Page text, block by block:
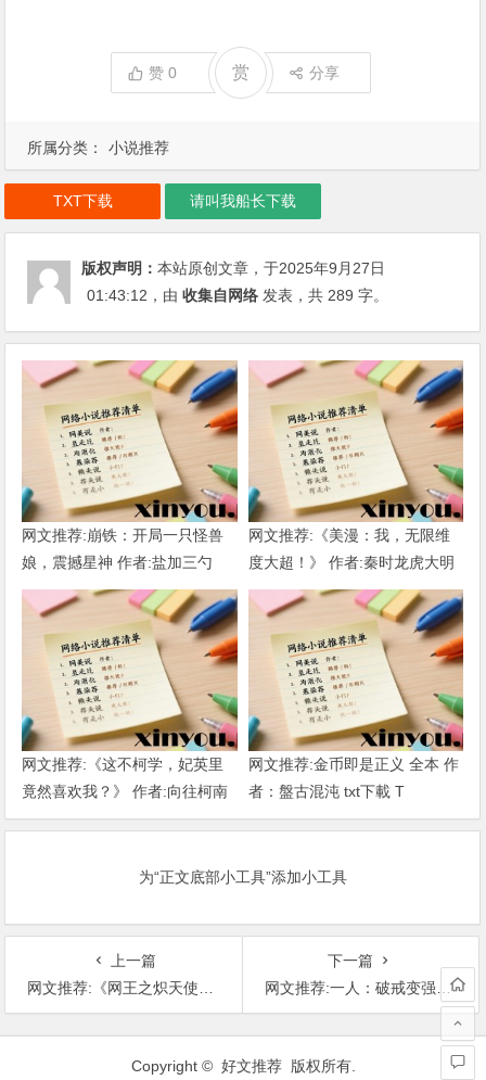
所属分类： 小说推荐
赞0 赏 分享
TXT下载 请叫我船长下载
版权声明：本站原创文章，于2025年9月27日
01:43:12 ，由收集自网络 发表，共 289 字。
网文推荐:崩铁：开局一只怪兽
娘，震撼星神 作者:盐加三勺
（1-218）TXT下载
网文推荐:《美漫：我，无限维
度大超！》 作者:秦时龙虎大明
1-802章 TXT下载
网文推荐:《这不柯学，妃英里
竟然喜欢我？》 作者:向往柯南
1-189章 TXT下载
网文推荐:金币即是正义 全本 作
者：盤古混沌 txt下載 T
为“正文底部小工具”添加小工具
上一篇
网文推荐:《网王之炽天使》 作者：辉妈家的紫妈 （至卷六黑子的篮球第104章） T
下一篇
网文推荐:一人：破戒变强，冯宝宝求放过！(1-182) 作者：旭神啊 T
文
Copyright © 好文推荐 版权所有.